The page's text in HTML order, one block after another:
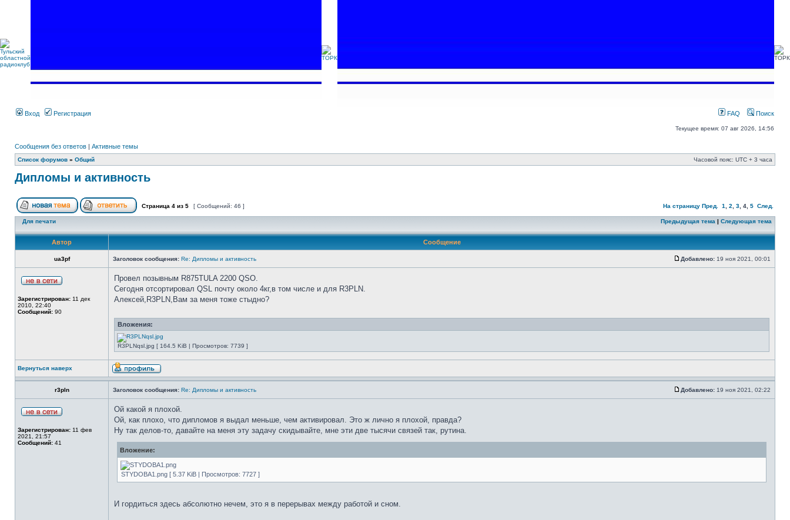
Вход Регистрация FAQ Поиск
Текущее время: 07 авг 2026, 14:56
Сообщения без ответов | Активные темы
Список форумов » Общий Часовой пояс: UTC + 3 часа
Дипломы и активность
Страница 4 из 5 [ Сообщений: 46 ] На страницу Пред. 1 2 3 4 5 След.
Для печати Предыдущая тема | Следующая тема
Автор Сообщение
ua3pf Заголовок сообщения: Re: Дипломы и активность Добавлено: 19 ноя 2021, 00:01
Зарегистрирован: 11 дек
2010, 22:40
Сообщений: 90
Провел позывным R875TULA 2200 QSO.
Сегодня отсортировал QSL почту около 4кг,в том числе и для R3PLN.
Алексей,R3PLN,Вам за меня тоже стыдно?
Вложения:
R3PLNqsl.jpg [ 164.5 KiB | Просмотров: 7739 ]
Вернуться наверх
r3pln Заголовок сообщения: Re: Дипломы и активность Добавлено: 19 ноя 2021, 02:22
Зарегистрирован: 11 фев
2021, 21:57
Сообщений: 41
Ой какой я плохой.
Ой, как плохо, что дипломов я выдал меньше, чем активировал. Это ж лично я плохой, правда?
Ну так делов-то, давайте на меня эту задачу скидывайте, мне эти две тысячи связей так, рутина.
Вложение:
STYDOBA1.png [ 5.37 KiB | Просмотров: 7727 ]
И гордиться здесь абсолютно нечем, это я в перерывах между работой и сном.